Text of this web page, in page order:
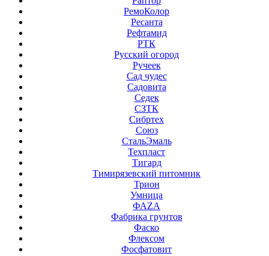
РемоКолор
Ресанта
Рефтамид
РТК
Русский огород
Ручеек
Сад чудес
Садовита
Седек
СЗТК
Сибртех
Союз
СтальЭмаль
Техпласт
Тигард
Тимирязевский питомник
Трион
Умница
ФАZА
Фабрика грунтов
Фаско
Флексом
Фосфатовит